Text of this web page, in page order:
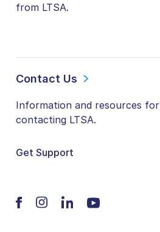
from LTSA.
Contact Us
Information and resources for
contacting LTSA.
Get Support